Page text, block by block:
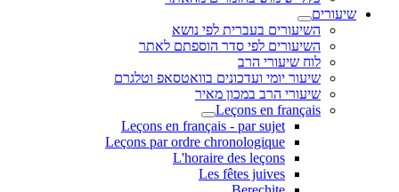
שיעורים
השיעורים בעברית לפי נושא
השיעורים לפי סדר הוספתם לאתר
לוח שיעורי הרב
שיעור יומי ועדכונים בוואטסאפ וטלגרם
שיעורי הרב במכון מאיר
Leçons en français
Leçons en français - par sujet
Leçons par ordre chronologique
L'horaire des leçons
Les fêtes juives